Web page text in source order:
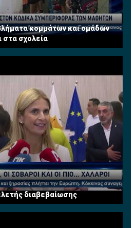
κομμάτων και ομάδων
στα σχολεία
διαβεβαίωσης